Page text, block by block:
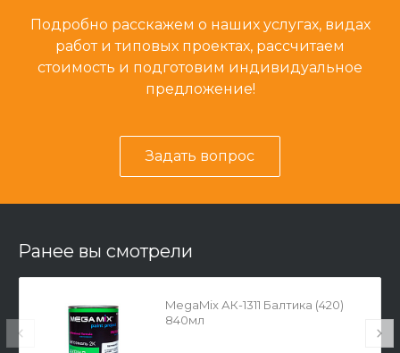
Подробно расскажем о наших услугах, видах
работ и типовых проектах, рассчитаем
стоимость и подготовим индивидуальное
предложение!
Задать вопрос
Ранее вы смотрели
MegaMix АК-1311 Балтика (420)
840мл